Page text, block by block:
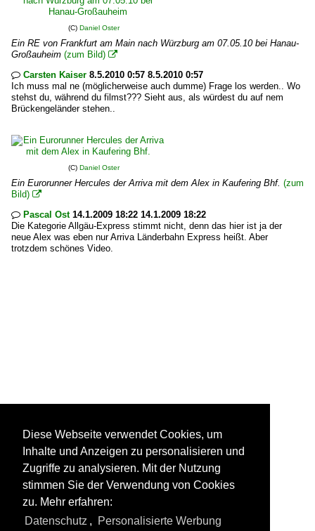
(C) Daniel Oster
Ein RE von Frankfurt am Main nach Würzburg am 07.05.10 bei Hanau-
Großauheim (zum Bild) 
 Carsten Kaiser 8.5.2010 0:57 8.5.2010 0:57
Ich muss mal ne (möglicherweise auch dumme) Frage los werden.. Wo
stehst du, während du filmst??? Sieht aus, als würdest du auf nem
Brückengeländer stehen..
(C) Daniel Oster
Ein Eurorunner Hercules der Arriva mit dem Alex in Kaufering Bhf. (zum
Bild) 
 Pascal Ost14.1.2009 18:22 14.1.2009 18:22
Die Kategorie Allgäu-Express stimmt nicht, denn das hier ist ja der
neue Alex was eben nur Arriva Länderbahn Express heißt. Aber
trotzdem schönes Video.
Diese Webseite verwendet Cookies, um
Inhalte und Anzeigen zu personalisieren und
Zugriffe zu analysieren. Mit der Nutzung
stimmen Sie der Verwendung von Cookies
zu. Mehr erfahren:
Datenschutz , Personalisierte Werbung